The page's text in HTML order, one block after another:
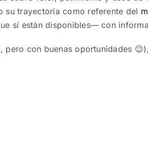
su trayectoria como referente del
sí están disponibles— con
pero con buenas oportunidades